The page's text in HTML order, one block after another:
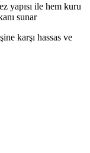
yapısı ile hem kuru
sunar
karşı hassas ve